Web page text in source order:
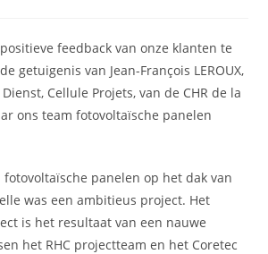
feedback van onze klanten te
getuigenis van Jean-François LEROUX,
Cellule Projets, van de CHR de la
ons team fotovoltaïsche panelen
panelen op het dak van
was een ambitieus project. Het
is het resultaat van een nauwe
het RHC projectteam en het Coretec